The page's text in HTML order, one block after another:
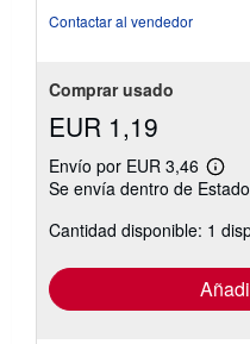
Contactar al vendedor
Comprar usado
EUR 1,19
Envío por EUR 3,46
Más
las
tarifas
envío
Se envía dentro de
Cantidad disponible: 1